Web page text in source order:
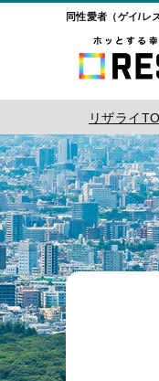
同性愛者（ゲイ/レ
リザライ